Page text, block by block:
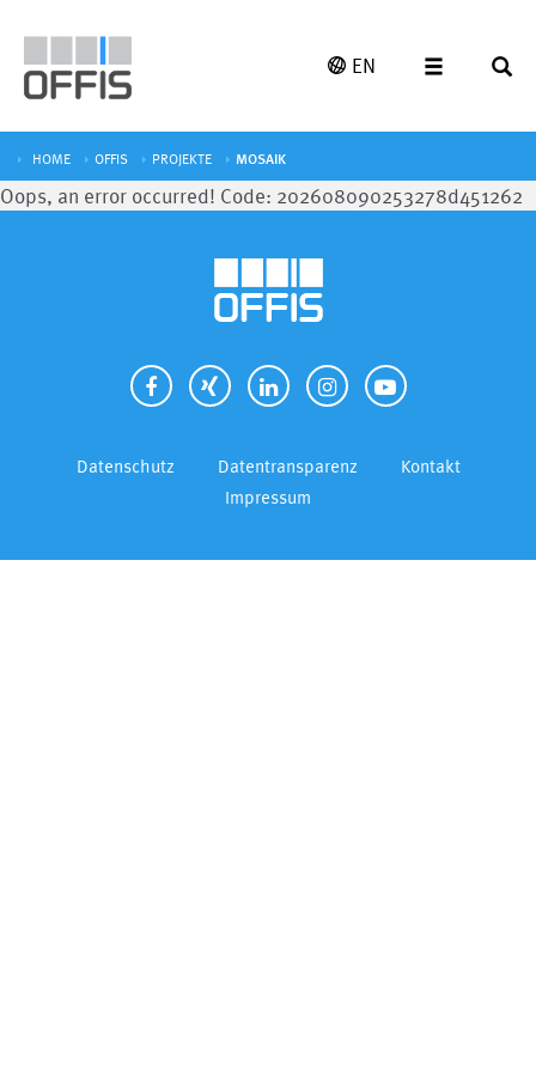
EN
HOME OFFIS PROJEKTE MOSAIK
Oops, an error occurred! Code: 202608090253278d451262
Datenschutz Datentransparenz
Kontakt
Impressum